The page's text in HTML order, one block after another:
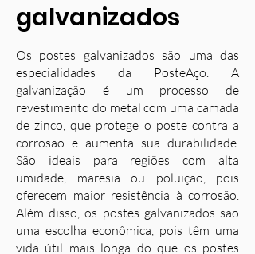
galvanizados
Os postes galvanizados são uma das
especialidades da PosteAço. A
galvanização é um processo de
revestimento do metal com uma camada
de zinco, que protege o poste contra a
corrosão e aumenta sua durabilidade.
São ideais para regiões com alta
umidade, maresia ou poluição, pois
oferecem maior resistência à corrosão.
Além disso, os postes galvanizados são
uma escolha econômica, pois têm uma
vida útil mais longa do que os postes